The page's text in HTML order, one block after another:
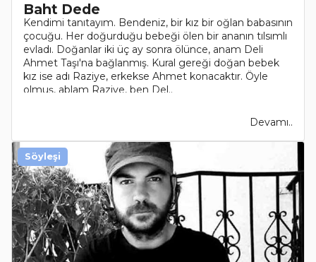
Baht Dede
Kendimi tanıtayım. Bendeniz, bir kız bir oğlan babasının
çocuğu. Her doğurduğu bebeği ölen bir ananın tılsımlı
evladı. Doğanlar iki üç ay sonra ölünce, anam Deli
Ahmet Taşı'na bağlanmış. Kural gereği doğan bebek
kız ise adı Raziye, erkekse Ahmet konacaktır. Öyle
olmuş, ablam Raziye, ben Del..
Devamı..
Söyleşi